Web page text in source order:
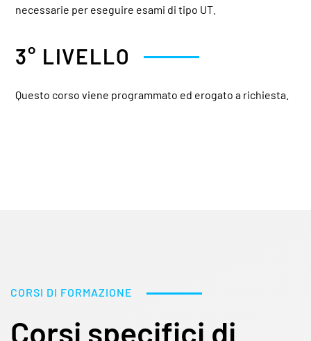
necessarie per eseguire esami di tipo UT.
3° LIVELLO
Questo corso viene programmato ed erogato a richiesta.
CORSI DI FORMAZIONE
Corsi specifici di